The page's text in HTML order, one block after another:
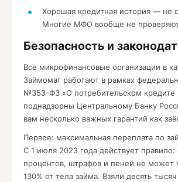
Хорошая кредитная история — не
Многие МФО вообще не
Безопасность и
Все микрофинансовые организации в
Займомат работают в рамках
№353-ФЗ «О потребительском кредите
поднадзорны Центральному Банку
вам несколько важных гарантий как
Первое: максимальная переплата по
С 1 июля 2023 года действует
процентов, штрафов и пеней не может
130% от тела займа. Взяли десять